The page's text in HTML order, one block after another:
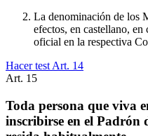
La denominación de los
efectos, en castellano,
oficial en la respectiva
Hacer test Art. 14
Art. 15
Toda persona que viva
inscribirse en el Padrón